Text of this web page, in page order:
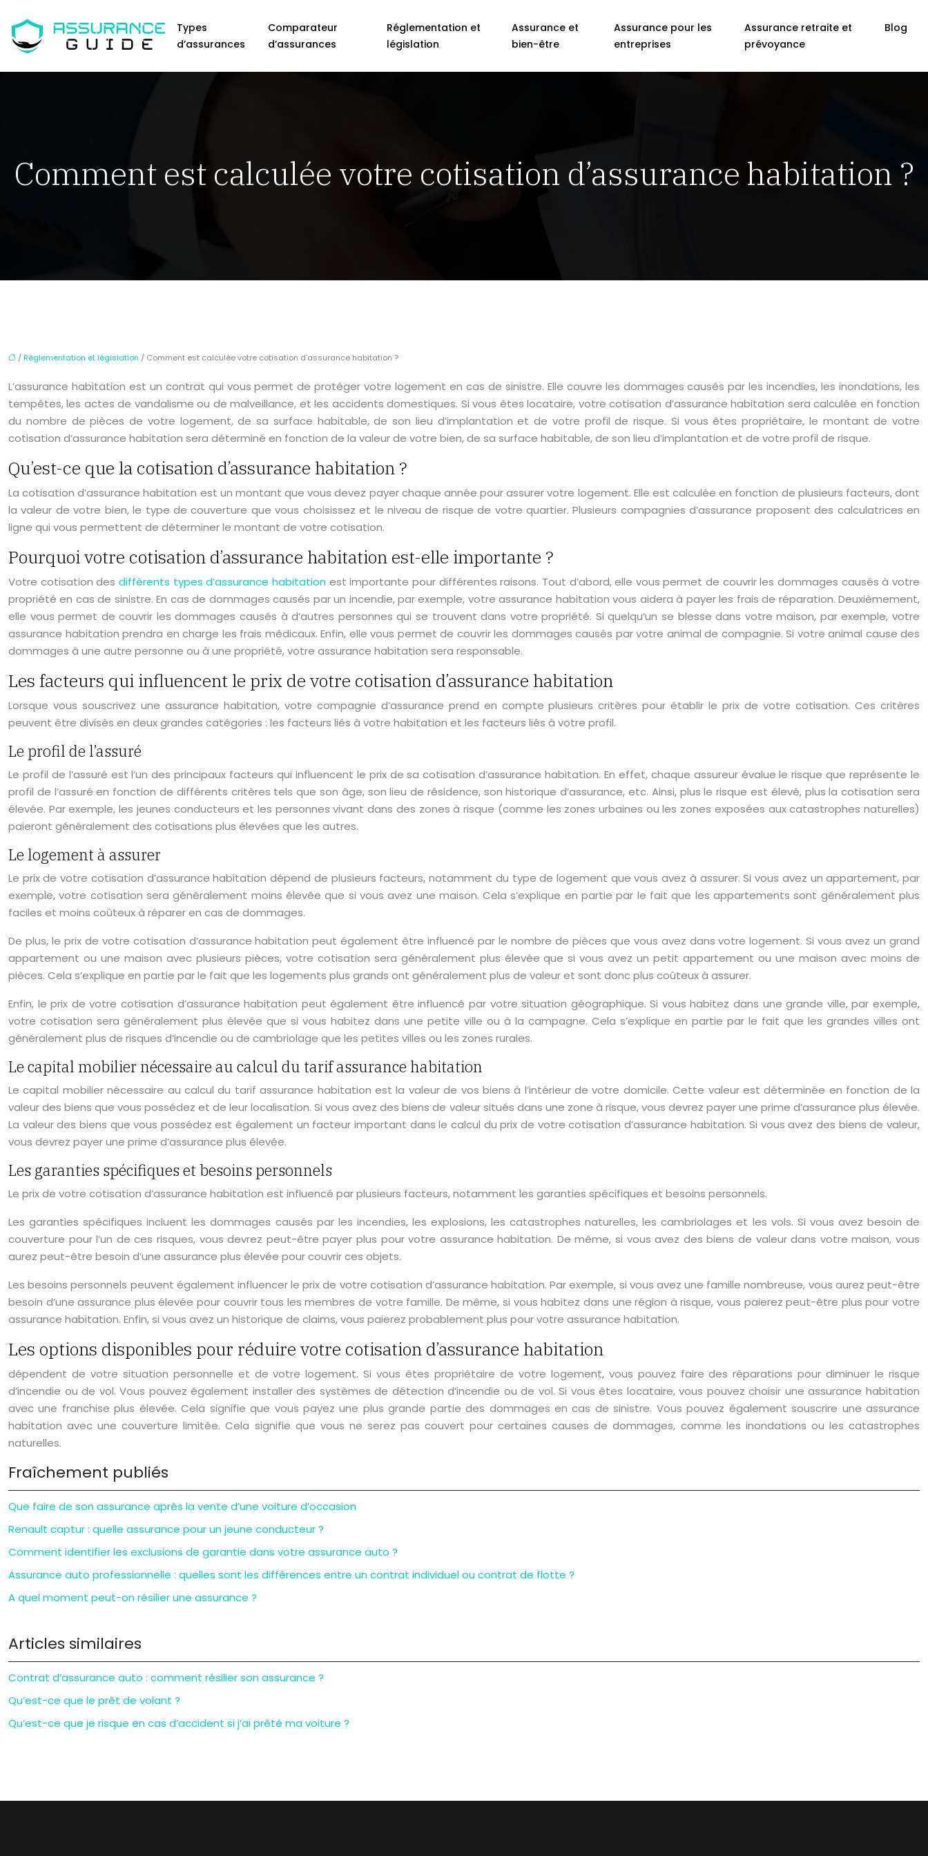
Types
d’assurances
Comparateur
d’assurances
Réglementation et
législation
Assurance et
bien-être
Assurance pour les
entreprises
Assurance retraite et
prévoyance
Blog
Comment est calculée votre cotisation d’assurance habitation ?
/Réglementation et législation / Comment est calculée votre cotisation d’assurance habitation ?
L’assurance habitation est un contrat qui vous permet de protéger votre logement en cas de sinistre. Elle couvre les dommages causés par les incendies, les inondations, les
tempêtes, les actes de vandalisme ou de malveillance, et les accidents domestiques. Si vous êtes locataire, votre cotisation d’assurance habitation sera calculée en fonction
du nombre de pièces de votre logement, de sa surface habitable, de son lieu d’implantation et de votre profil de risque. Si vous êtes propriétaire, le montant de votre
cotisation d’assurance habitation sera déterminé en fonction de la valeur de votre bien, de sa surface habitable, de son lieu d’implantation et de votre profil de risque.
Qu’est-ce que la cotisation d’assurance habitation ?
La cotisation d’assurance habitation est un montant que vous devez payer chaque année pour assurer votre logement. Elle est calculée en fonction de plusieurs facteurs, dont
la valeur de votre bien, le type de couverture que vous choisissez et le niveau de risque de votre quartier. Plusieurs compagnies d’assurance proposent des calculatrices en
ligne qui vous permettent de déterminer le montant de votre cotisation.
Pourquoi votre cotisation d’assurance habitation est-elle importante ?
Votre cotisation des différents types d’assurance habitationest importante pour différentes raisons. Tout d’abord, elle vous permet de couvrir les dommages causés à votre
propriété en cas de sinistre. En cas de dommages causés par un incendie, par exemple, votre assurance habitation vous aidera à payer les frais de réparation. Deuxièmement,
elle vous permet de couvrir les dommages causés à d’autres personnes qui se trouvent dans votre propriété. Si quelqu’un se blesse dans votre maison, par exemple, votre
assurance habitation prendra en charge les frais médicaux. Enfin, elle vous permet de couvrir les dommages causés par votre animal de compagnie. Si votre animal cause des
dommages à une autre personne ou à une propriété, votre assurance habitation sera responsable.
Les facteurs qui influencent le prix de votre cotisation d’assurance habitation
Lorsque vous souscrivez une assurance habitation, votre compagnie d’assurance prend en compte plusieurs critères pour établir le prix de votre cotisation. Ces critères
peuvent être divisés en deux grandes catégories : les facteurs liés à votre habitation et les facteurs liés à votre profil.
Le profil de l’assuré
Le profil de l’assuré est l’un des principaux facteurs qui influencent le prix de sa cotisation d’assurance habitation. En effet, chaque assureur évalue le risque que représente le
profil de l’assuré en fonction de différents critères tels que son âge, son lieu de résidence, son historique d’assurance, etc. Ainsi, plus le risque est élevé, plus la cotisation sera
élevée. Par exemple, les jeunes conducteurs et les personnes vivant dans des zones à risque (comme les zones urbaines ou les zones exposées aux catastrophes naturelles)
paieront généralement des cotisations plus élevées que les autres.
Le logement à assurer
Le prix de votre cotisation d’assurance habitation dépend de plusieurs facteurs, notamment du type de logement que vous avez à assurer. Si vous avez un appartement, par
exemple, votre cotisation sera généralement moins élevée que si vous avez une maison. Cela s’explique en partie par le fait que les appartements sont généralement plus
faciles et moins coûteux à réparer en cas de dommages.
De plus, le prix de votre cotisation d’assurance habitation peut également être influencé par le nombre de pièces que vous avez dans votre logement. Si vous avez un grand
appartement ou une maison avec plusieurs pièces, votre cotisation sera généralement plus élevée que si vous avez un petit appartement ou une maison avec moins de
pièces. Cela s’explique en partie par le fait que les logements plus grands ont généralement plus de valeur et sont donc plus coûteux à assurer.
Enfin, le prix de votre cotisation d’assurance habitation peut également être influencé par votre situation géographique. Si vous habitez dans une grande ville, par exemple,
votre cotisation sera généralement plus élevée que si vous habitez dans une petite ville ou à la campagne. Cela s’explique en partie par le fait que les grandes villes ont
généralement plus de risques d’incendie ou de cambriolage que les petites villes ou les zones rurales.
Le capital mobilier nécessaire au calcul du tarif assurance habitation
Le capital mobilier nécessaire au calcul du tarif assurance habitation est la valeur de vos biens à l’intérieur de votre domicile. Cette valeur est déterminée en fonction de la
valeur des biens que vous possédez et de leur localisation. Si vous avez des biens de valeur situés dans une zone à risque, vous devrez payer une prime d’assurance plus élevée.
La valeur des biens que vous possédez est également un facteur important dans le calcul du prix de votre cotisation d’assurance habitation. Si vous avez des biens de valeur,
vous devrez payer une prime d’assurance plus élevée.
Les garanties spécifiques et besoins personnels
Le prix de votre cotisation d’assurance habitation est influencé par plusieurs facteurs, notamment les garanties spécifiques et besoins personnels.
Les garanties spécifiques incluent les dommages causés par les incendies, les explosions, les catastrophes naturelles, les cambriolages et les vols. Si vous avez besoin de
couverture pour l’un de ces risques, vous devrez peut-être payer plus pour votre assurance habitation. De même, si vous avez des biens de valeur dans votre maison, vous
aurez peut-être besoin d’une assurance plus élevée pour couvrir ces objets.
Les besoins personnels peuvent également influencer le prix de votre cotisation d’assurance habitation. Par exemple, si vous avez une famille nombreuse, vous aurez peut-être
besoin d’une assurance plus élevée pour couvrir tous les membres de votre famille. De même, si vous habitez dans une région à risque, vous paierez peut-être plus pour votre
assurance habitation. Enfin, si vous avez un historique de claims, vous paierez probablement plus pour votre assurance habitation.
Les options disponibles pour réduire votre cotisation d’assurance habitation
dépendent de votre situation personnelle et de votre logement. Si vous êtes propriétaire de votre logement, vous pouvez faire des réparations pour diminuer le risque
d’incendie ou de vol. Vous pouvez également installer des systèmes de détection d’incendie ou de vol. Si vous êtes locataire, vous pouvez choisir une assurance habitation
avec une franchise plus élevée. Cela signifie que vous payez une plus grande partie des dommages en cas de sinistre. Vous pouvez également souscrire une assurance
habitation avec une couverture limitée. Cela signifie que vous ne serez pas couvert pour certaines causes de dommages, comme les inondations ou les catastrophes
naturelles.
Fraîchement publiés
Que faire de son assurance après la vente d’une voiture d’occasion
Renault captur : quelle assurance pour un jeune conducteur ?
Comment identifier les exclusions de garantie dans votre assurance auto ?
Assurance auto professionnelle : quelles sont les différences entre un contrat individuel ou contrat de flotte ?
A quel moment peut-on résilier une assurance ?
Articles similaires
Contrat d’assurance auto : comment résilier son assurance ?
Qu’est-ce que le prêt de volant ?
Qu’est-ce que je risque en cas d’accident si j’ai prêté ma voiture ?